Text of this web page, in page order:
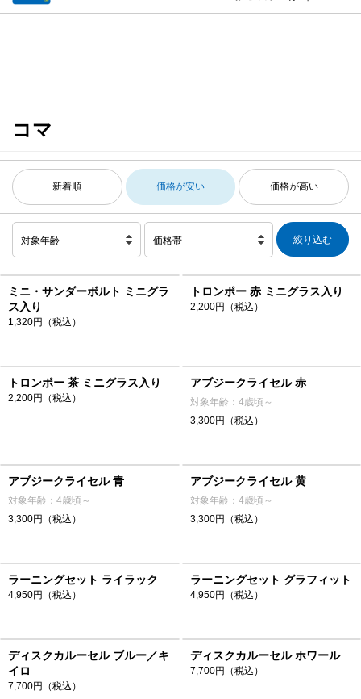
コマ
新着順 価格が安い 価格が高い
対象年齢 価格帯
ミニ・サンダーボルト ミニグラ
ス入り
1,320円（税込）
トロンポー 赤 ミニグラス入り
2,200円（税込）
トロンポー 茶 ミニグラス入り
2,200円（税込）
アブジークライセル 赤
対象年齢：4歳頃～
3,300円（税込）
アブジークライセル 青
対象年齢：4歳頃～
3,300円（税込）
アブジークライセル 黄
対象年齢：4歳頃～
3,300円（税込）
ラーニングセット ライラック
4,950円（税込）
ラーニングセット グラフィット
4,950円（税込）
ディスクカルーセル ブルー／キ
イロ
7,700円（税込）
ディスクカルーセル ホワール
7,700円（税込）